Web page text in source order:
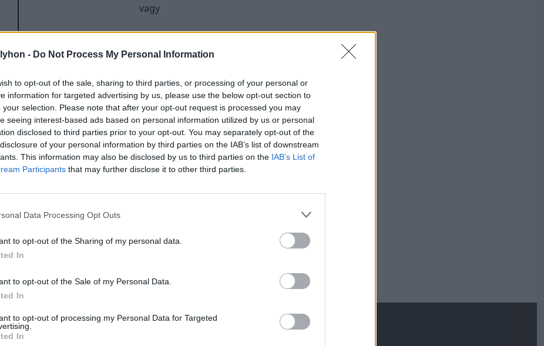
- Do Not Process My Personal Information
to opt-out of the sale, sharing to third parties, or processing of your personal or
information for targeted advertising by us, please use the below opt-out section to
your selection. Please note that after your opt-out request is processed you may
seeing interest-based ads based on personal information utilized by us or personal
disclosed to third parties prior to your opt-out. You may separately opt-out of the
of your personal information by third parties on the IAB’s list of downstream
This information may also be disclosed by us to third parties on the IAB’s List of
Participants that may further disclose it to other third parties.
Data Processing Opt Outs
to opt-out of the Sharing of my personal data.
In
to opt-out of the Sale of my Personal Data.
In
to opt-out of processing my Personal Data for Targeted
In
vagy
E-mail-cím
Jelszó
Elfelejtette a jelszavát?
BEJELENTKEZÉS